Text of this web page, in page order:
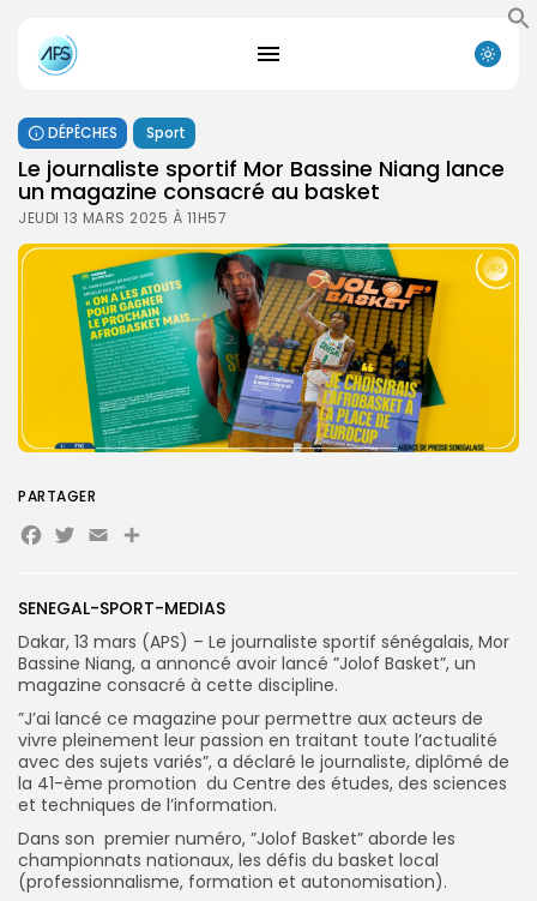
for:
FR
DÉPÊCHES Sport
Le journaliste sportif Mor Bassine Niang lance
un magazine consacré au basket
JEUDI 13 MARS 2025 À 11H57
SENEGAL-SPORT-MEDIAS
Dakar, 13 mars (APS) – Le journaliste sportif sénégalais, Mor
Bassine Niang, a annoncé avoir lancé ”Jolof Basket”, un
magazine consacré à cette discipline.
”J’ai lancé ce magazine pour permettre aux acteurs de
vivre pleinement leur passion en traitant toute l’actualité
avec des sujets variés”, a déclaré le journaliste, diplômé de
la 41-ème promotion du Centre des études, des sciences
et techniques de l’information.
Dans son premier numéro, ”Jolof Basket” aborde les
championnats nationaux, les défis du basket local
(professionnalisme, formation et autonomisation).
PARTAGER
Facebook
Twitter
EmailPartager